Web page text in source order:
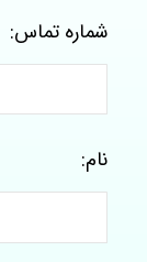
شماره تماس:
نام: